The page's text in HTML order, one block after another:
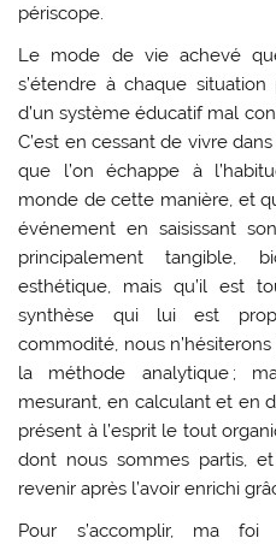
périscope.
Le mode de vie achevé
s’étendre à chaque
d’un système éducatif mal
C’est en cessant de vivre
que l’on échappe à
monde de cette manière, et
événement en saisissant
principalement tangible,
esthétique, mais qu’il est
synthèse qui lui est
commodité, nous
la méthode analytique ;
mesurant, en calculant et en
présent à l’esprit le tout
dont nous sommes partis,
revenir après l’avoir enrichi
Pour s’accomplir, ma